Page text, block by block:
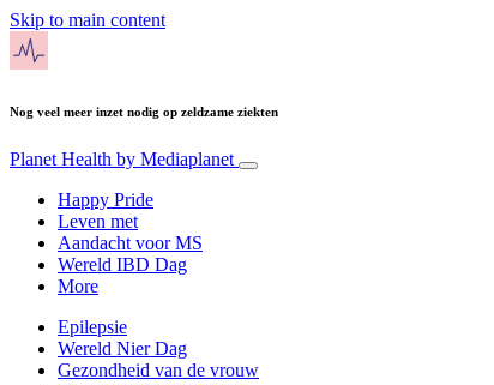
Skip to main content
Nog veel meer inzet nodig op zeldzame ziekten
Planet Health by Mediaplanet
Happy Pride
Leven met
Aandacht voor MS
Wereld IBD Dag
More
Epilepsie
Wereld Nier Dag
Gezondheid van de vrouw